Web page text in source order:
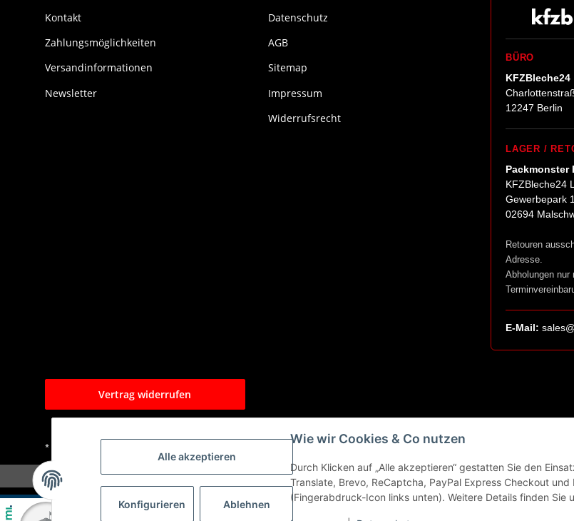
Alle akzeptieren
Konfigurieren Ablehnen
Wie wir Cookies & Co nutzen
Durch Klicken auf „Alle akzeptieren“ gestatten Sie den
Translate, Brevo, ReCaptcha, PayPal Express Checkout
(Fingerabdruck-Icon links unten). Weitere Details finden Sie
Kontakt
Zahlungsmöglichkeiten
Versandinformationen
Newsletter
Datenschutz
AGB
Sitemap
Impressum
Widerrufsrecht
BÜRO
KFZBleche24
12247 Berlin
LAGER /
Packmonster
KFZBleche24
Gewerbepark
02694
Retouren
Adresse.
Abholungen nur
E-Mail:
Vertrag widerrufen
* Alle Preise inkl. gesetzlicher USt., zzgl.